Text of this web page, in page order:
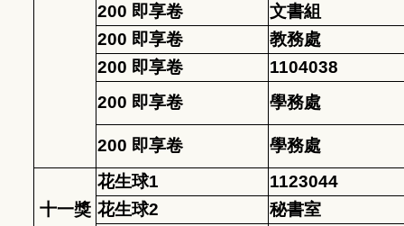
200 即享卷
文書組
200 即享卷
教務處
200 即享卷
1104038
200 即享卷
學務處
200 即享卷 學務處
十一獎
花生球1
1123044
花生球2
秘書室